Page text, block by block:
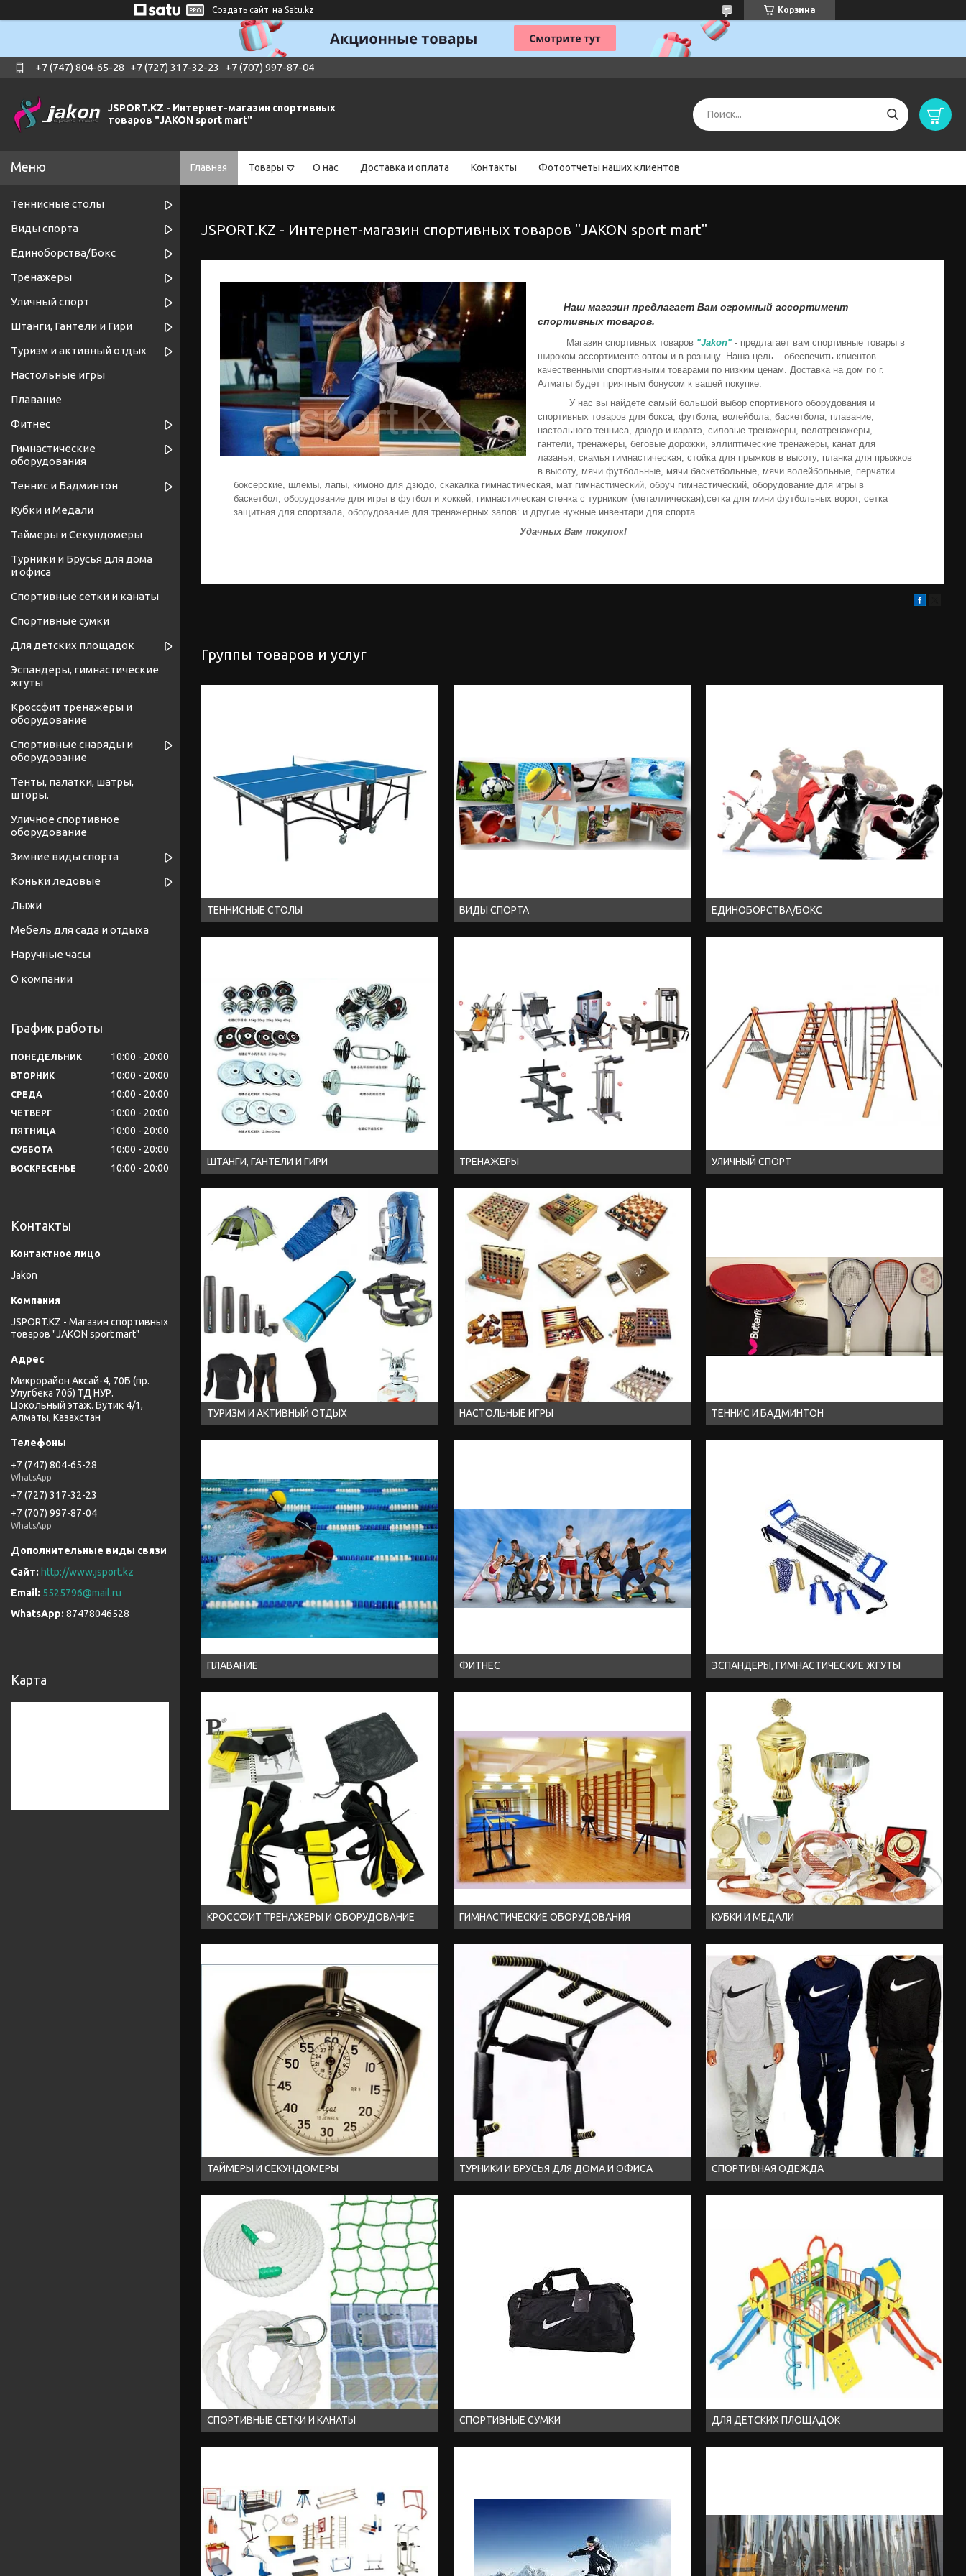
Создать сайт на Satu.kz Корзина
+7 (747) 804-65-28 +7 (727) 317-32-23 +7 (707) 997-87-04
JSPORT.KZ - Интернет-магазин спортивных
товаров "JAKON sport mart"
Главная Товары О нас Доставка и оплата Контакты Фотоотчеты наших клиентов
JSPORT.KZ - Интернет-магазин спортивных товаров "JAKON sport mart"
Наш магазин предлагает Вам огромный ассортимент
спортивных товаров.
Магазин спортивных товаров "Jakon"- предлагает вам спортивные товары в
широком ассортименте оптом и в розницу. Наша цель – обеспечить клиентов
качественными спортивными товарами по низким ценам. Доставка на дом по г.
Алматы будет приятным бонусом к вашей покупке.
У нас вы найдете самый большой выбор спортивного оборудования и
спортивных товаров для бокса, футбола, волейбола, баскетбола, плавание,
настольного тенниса, дзюдо и каратэ, силовые тренажеры, велотренажеры,
гантели, тренажеры, беговые дорожки, эллиптические тренажеры, канат для
лазанья, скамья гимнастическая, стойка для прыжков в высоту, планка для прыжков
в высоту, мячи футбольные, мячи баскетбольные, мячи волейбольные, перчатки
боксерские, шлемы, лапы, кимоно для дзюдо, скакалка гимнастическая, мат гимнастический, обруч гимнастический, оборудование для игры в
баскетбол, оборудование для игры в футбол и хоккей, гимнастическая стенка с турником (металлическая),сетка для мини футбольных ворот, сетка
защитная для спортзала, оборудование для тренажерных залов: и другие нужные инвентари для спорта.
Удачных Вам покупок!
Группы товаров и услуг
ТЕННИСНЫЕ СТОЛЫ ВИДЫ СПОРТА ЕДИНОБОРСТВА/БОКС
ШТАНГИ, ГАНТЕЛИ И ГИРИ ТРЕНАЖЕРЫ УЛИЧНЫЙ СПОРТ
ТУРИЗМ И АКТИВНЫЙ ОТДЫХ НАСТОЛЬНЫЕ ИГРЫ ТЕННИС И БАДМИНТОН
ПЛАВАНИЕ ФИТНЕС ЭСПАНДЕРЫ, ГИМНАСТИЧЕСКИЕ ЖГУТЫ
КРОССФИТ ТРЕНАЖЕРЫ И ОБОРУДОВАНИЕ ГИМНАСТИЧЕСКИЕ ОБОРУДОВАНИЯ КУБКИ И МЕДАЛИ
ТАЙМЕРЫ И СЕКУНДОМЕРЫ ТУРНИКИ И БРУСЬЯ ДЛЯ ДОМА И ОФИСА СПОРТИВНАЯ ОДЕЖДА
СПОРТИВНЫЕ СЕТКИ И КАНАТЫ СПОРТИВНЫЕ СУМКИ ДЛЯ ДЕТСКИХ ПЛОЩАДОК
Теннисные столы
Виды спорта
Единоборства/Бокс
Тренажеры
Уличный спорт
Штанги, Гантели и Гири
Туризм и активный отдых
Настольные игры
Плавание
Фитнес
Гимнастические
оборудования
Теннис и Бадминтон
Кубки и Медали
Таймеры и Секундомеры
Турники и Брусья для дома
и офиса
Спортивные cетки и канаты
Спортивные сумки
Для детских площадок
Эспандеры, гимнастические
жгуты
Кроссфит тренажеры и
оборудование
Спортивные снаряды и
оборудование
Тенты, палатки, шатры,
шторы.
Уличное спортивное
оборудование
Зимние виды спорта
Коньки ледовые
Лыжи
Мебель для сада и отдыха
Наручные часы
О компании
График работы
ПОНЕДЕЛЬНИК 10:00 20:00
ВТОРНИК 10:00 20:00
СРЕДА 10:00 20:00
ЧЕТВЕРГ 10:00 20:00
ПЯТНИЦА 10:00 20:00
СУББОТА 10:00 20:00
ВОСКРЕСЕНЬЕ 10:00 20:00
Контакты
Jakon
JSPORT.KZ - Магазин спортивных
товаров "JAKON sport mart"
Микрорайон Аксай-4, 70Б (пр.
Улугбека 70б) ТД НУР.
Цокольный этаж. Бутик 4/1,
Алматы, Казахстан
+7 (747) 804-65-28
WhatsApp
+7 (727) 317-32-23
+7 (707) 997-87-04
WhatsApp
http://www.jsport.kz
5525796@mail.ru
87478046528
Карта